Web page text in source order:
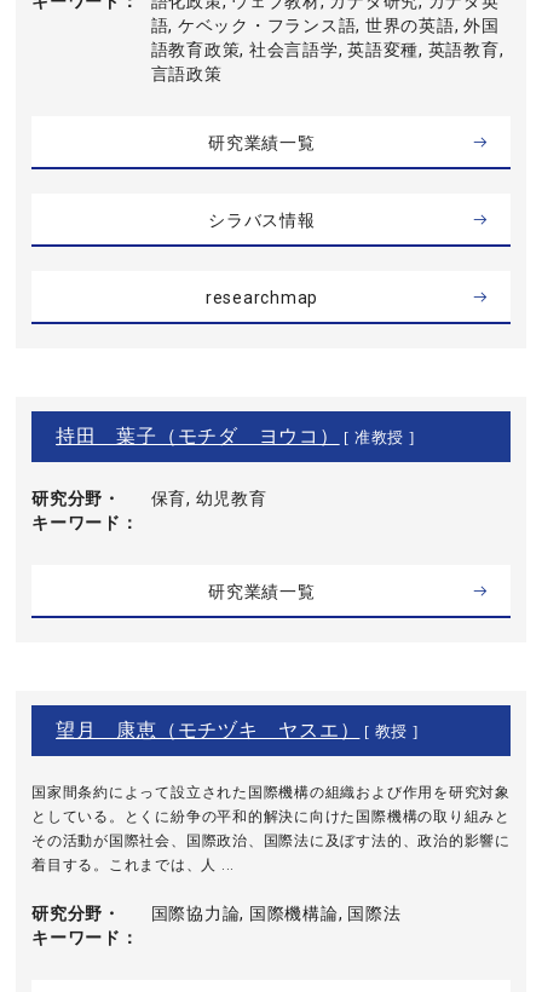
語, ケベック・フランス語, 世界の英語, 外国
語教育政策, 社会言語学, 英語変種, 英語教育,
言語政策
研究業績一覧
シラバス情報
researchmap
持田 葉子（モチダ ヨウコ） [ 准教授 ]
研究分野・
キーワード
保育, 幼児教育
研究業績一覧
望月 康恵（モチヅキ ヤスエ） [ 教授 ]
国家間条約によって設立された国際機構の組織および作用を研究対象
としている。とくに紛争の平和的解決に向けた国際機構の取り組みと
その活動が国際社会、国際政治、国際法に及ぼす法的、政治的影響に
着目する。これまでは、人 ...
研究分野・
キーワード
国際協力論, 国際機構論, 国際法